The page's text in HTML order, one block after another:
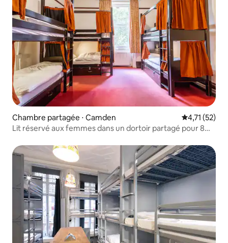
Chambre partagée ⋅ Camden Évaluation
4,71 (52)
Lit réservé aux femmes dans un dortoir partagé pour 8